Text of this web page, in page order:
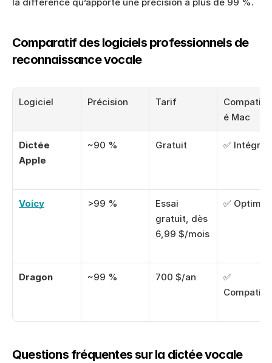
Comparatif des logiciels professionnels de
reconnaissance vocale
Logiciel Précision Tarif
é Mac
Dictée
Apple
~90 % Gratuit ✅ Intégré
Voicy >99 %
Essai
gratuit, dès
6,99 $/mois
✅
Dragon ~99 % 700 $/an
✅
Questions fréquentes sur la dictée vocale